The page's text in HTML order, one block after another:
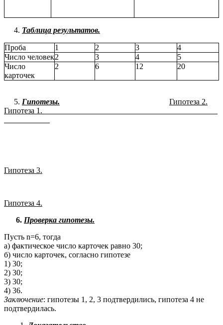
Таблица результатов.
Проба 1 2 3
4
Число человек2 3 4
5
Число
карточек
2 6 12 20
Гипотезы.
Гипотеза 2.
Гипотеза 1.
Гипотеза 3.
Гипотеза 4.
6. Проверка гипотезы.
Пусть n=6, тогда
а) фактическое число карточек равно 30;
б) число карточек, согласно гипотезе
1) 30;
2) 30;
3) 30;
4) 36.
Заключение: гипотезы 1, 2, 3 подтвердились, гипотеза 4 не
подтвердилась.